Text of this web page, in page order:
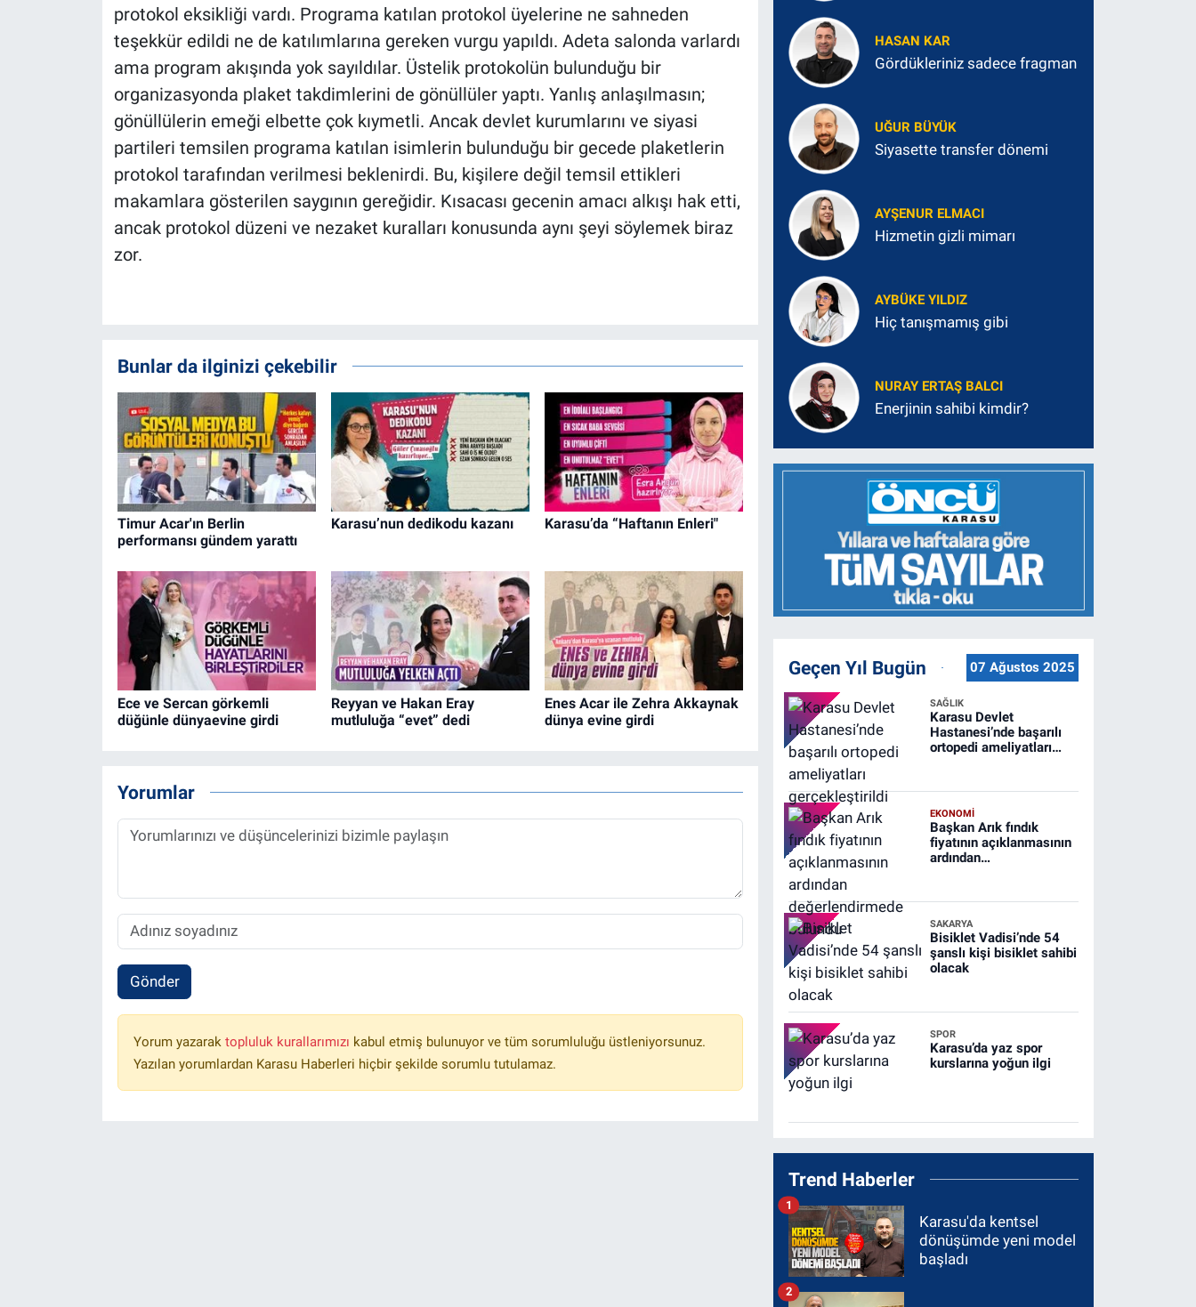
protokol eksikliği vardı. Programa katılan protokol üyelerine ne sahneden
teşekkür edildi ne de katılımlarına gereken vurgu yapıldı. Adeta salonda varlardı
ama program akışında yok sayıldılar. Üstelik protokolün bulunduğu bir
organizasyonda plaket takdimlerini de gönüllüler yaptı. Yanlış anlaşılmasın;
gönüllülerin emeği elbette çok kıymetli. Ancak devlet kurumlarını ve siyasi
partileri temsilen programa katılan isimlerin bulunduğu bir gecede plaketlerin
protokol tarafından verilmesi beklenirdi. Bu, kişilere değil temsil ettikleri
makamlara gösterilen saygının gereğidir. Kısacası gecenin amacı alkışı hak etti,
ancak protokol düzeni ve nezaket kuralları konusunda aynı şeyi söylemek biraz
zor.
Bunlar da ilginizi çekebilir
Timur Acar'ın Berlin
performansı gündem yarattı
Karasu’nun dedikodu kazanı Karasu’da “Haftanın Enleri"
Ece ve Sercan görkemli
düğünle dünyaevine girdi
Reyyan ve Hakan Eray
mutluluğa “evet” dedi
Enes Acar ile Zehra Akkaynak
dünya evine girdi
Yorumlar
Gönder
Yorum yazarak topluluk kurallarımızı kabul etmiş bulunuyor ve tüm sorumluluğu üstleniyorsunuz.
Yazılan yorumlardan Karasu Haberleri hiçbir şekilde sorumlu tutulamaz.
HASAN KAR
Gördükleriniz sadece fragman
UĞUR BÜYÜK
Siyasette transfer dönemi
AYŞENUR ELMACI
Hizmetin gizli mimarı
AYBÜKE YILDIZ
Hiç tanışmamış gibi
NURAY ERTAŞ BALCI
Enerjinin sahibi kimdir?
Geçen Yıl Bugün 07 Ağustos 2025
SAĞLIK
Karasu Devlet
Hastanesi’nde başarılı
ortopedi ameliyatları
EKONOMİ
Başkan Arık fındık
fiyatının açıklanmasının
ardından
SAKARYA
Bisiklet Vadisi’nde 54
şanslı kişi bisiklet sahibi
olacak
SPOR
Karasu’da yaz spor
kurslarına yoğun ilgi
Trend Haberler
Karasu'da kentsel
dönüşümde yeni model
başladı
1
2